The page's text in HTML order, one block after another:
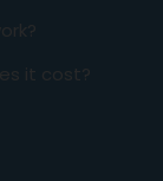
it cost?